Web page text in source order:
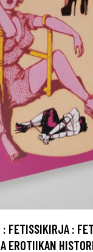
: FETISSIKIRJA :
EROTIIKAN